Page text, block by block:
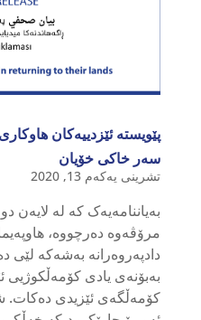
پێویستە ئێزدییەکان
سەر خاکی خۆیان
تشرینی یەکەم 13, 2020
بەیاننامەیەک کە لە لایەن
مرۆڤەوە دەرچووە،
دادپەروەرانە بەشەکە
بەبۆنەی یادی
کۆمەڵگەی ئێزیدی